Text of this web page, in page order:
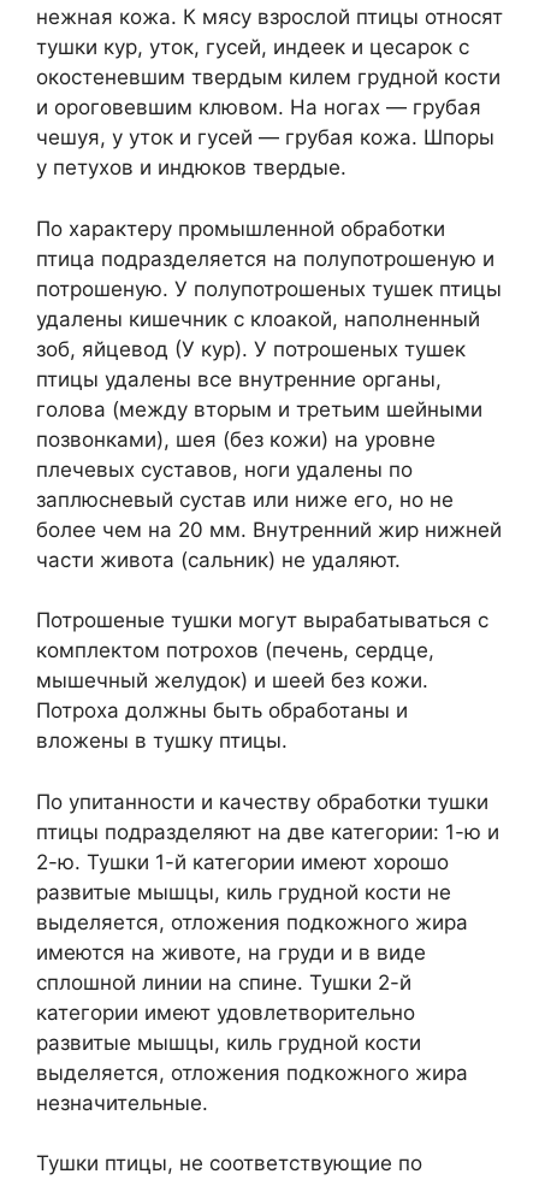
нежная кожа. К мясу взрослой птицы относят
тушки кур, уток, гусей, индеек и цесарок с
окостеневшим твердым килем грудной кости
и ороговевшим клювом. На ногах — грубая
чешуя, у уток и гусей — грубая кожа. Шпоры
у петухов и индюков твердые.
По характеру промышленной обработки
птица подразделяется на полупотрошеную и
потрошеную. У полупотрошеных тушек птицы
удалены кишечник с клоакой, наполненный
зоб, яйцевод (У кур). У потрошеных тушек
птицы удалены все внутренние органы,
голова (между вторым и третьим шейными
позвонками), шея (без кожи) на уровне
плечевых суставов, ноги удалены по
заплюсневый сустав или ниже его, но не
более чем на 20 мм. Внутренний жир нижней
части живота (сальник) не удаляют.
Потрошеные тушки могут вырабатываться с
комплектом потрохов (печень, сердце,
мышечный желудок) и шеей без кожи.
Потроха должны быть обработаны и
вложены в тушку птицы.
По упитанности и качеству обработки тушки
птицы подразделяют на две категории: 1-ю и
2-ю. Тушки 1-й категории имеют хорошо
развитые мышцы, киль грудной кости не
выделяется, отложения подкожного жира
имеются на животе, на груди и в виде
сплошной линии на спине. Тушки 2-й
категории имеют удовлетворительно
развитые мышцы, киль грудной кости
выделяется, отложения подкожного жира
незначительные.
Тушки птицы, не соответствующие по